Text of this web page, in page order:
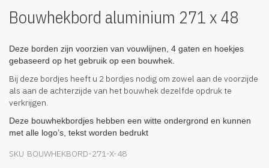
het
de
afbeeldingen-
gallerij
Bouwhekbord aluminium 271 x 48
Deze borden zijn voorzien van vouwlijnen, 4 gaten en hoekjes
gebaseerd op het gebruik op een bouwhek.
Bij deze bordjes heeft u 2 bordjes nodig om zowel aan de voorzijde
als aan de achterzijde van het bouwhek dezelfde opdruk te
verkrijgen.
Deze bouwhekbordjes hebben een witte ondergrond en kunnen
met alle logo’s, tekst worden bedrukt
SKU BOUWHEKBORD-271-X-48